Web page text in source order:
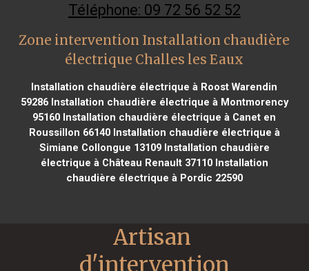
Téléphone: 09 72 56 52 52
Zone intervention Installation chaudière
électrique Challes les Eaux
Installation chaudière électrique à Roost Warendin
59286Installation chaudière électrique à Montmorency
95160 Installation chaudière électrique à Canet en
Roussillon 66140Installation chaudière électrique à
Simiane Collongue 13109Installation chaudière
électrique à Château Renault 37110Installation
chaudière électrique à Pordic 22590
Artisan
d'intervention